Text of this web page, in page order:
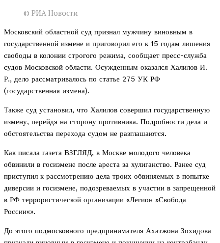
© РИА Новости
Московский областной суд признал мужчину виновным в
государственной измене и приговорил его к 15 годам лишения
свободы в колонии строгого режима, сообщает пресс-служба
судов Московской области. Осужденным оказался Халилов И.
Р., дело рассматривалось по статье 275 УК РФ
(государственная измена).
Также суд установил, что Халилов совершил государственную
измену, перейдя на сторону противника. Подробности дела и
обстоятельства перехода судом не разглашаются.
Как писала газета ВЗГЛЯД, в Москве молодого человека
обвинили в госизмене после ареста за хулиганство. Ранее суд
приступил к рассмотрению дела троих обвиняемых в попытке
диверсии и госизмене, подозреваемых в участии в запрещенной
в РФ террористической организации «Легион »Свобода
России«».
До этого подмосковного предпринимателя Ахатжона Зохидова